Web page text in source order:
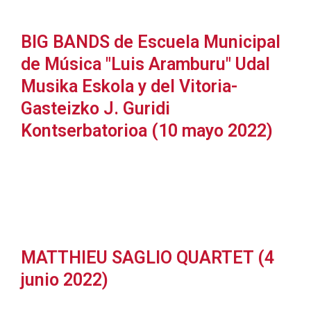
BIG BANDS de Escuela Municipal
de Música "Luis Aramburu" Udal
Musika Eskola y del Vitoria-
Gasteizko J. Guridi
Kontserbatorioa (10 mayo 2022)
MATTHIEU SAGLIO QUARTET (4
junio 2022)